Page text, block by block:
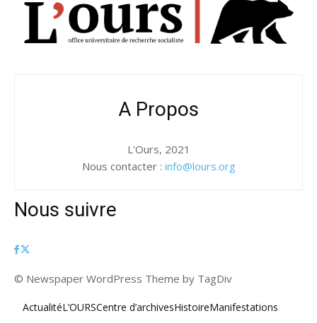
A Propos
L'Ours, 2021
Nous contacter : info@lours.org
Nous suivre
© Newspaper WordPress Theme by TagDiv
ActualitéL’OURSCentre d’archivesHistoireManifestations